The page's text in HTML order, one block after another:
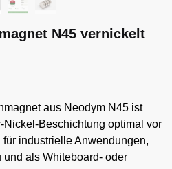
N45 vernickelt
aus Neodym N45 ist
Beschichtung optimal vor
industrielle Anwendungen,
als Whiteboard- oder